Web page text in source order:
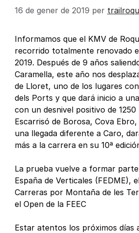
16 de gener de 2019 per
Informamos que el KMV de
recorrido totalmente renovado
2019. Después de 9 años
Caramella, este año nos
de Lloret, uno de los lugares
dels Ports y que dará inicio a
con un desnivel positivo de
Escarrisó de Borosa, Cova
una llegada diferente a Caro,
más a la carrera en su 10ª
La prueba vuelve a formar
España de Verticales (FEDME),
Carreras por Montaña de les
el Open de la FEEC
Estar atentos los próximos días